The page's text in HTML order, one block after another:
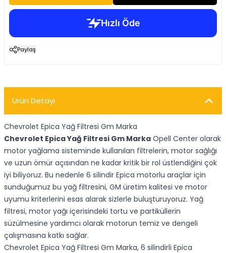
Paylaş
Ürün Detayı
Chevrolet Epica Yağ Filtresi Gm Marka
Chevrolet Epica Yağ Filtresi Gm Marka Opell Center olarak
motor yağlama sisteminde kullanılan filtrelerin, motor sağlığı
ve uzun ömür açısından ne kadar kritik bir rol üstlendiğini çok
iyi biliyoruz. Bu nedenle 6 silindir Epica motorlu araçlar için
sunduğumuz bu yağ filtresini, GM üretim kalitesi ve motor
uyumu kriterlerini esas alarak sizlerle buluşturuyoruz. Yağ
filtresi, motor yağı içerisindeki tortu ve partiküllerin
süzülmesine yardımcı olarak motorun temiz ve dengeli
çalışmasına katkı sağlar.
Chevrolet Epica Yağ Filtresi Gm Marka, 6 silindirli Epica